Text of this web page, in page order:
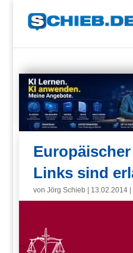
Links sind
vonJörg Schieb 13.02.2014 |